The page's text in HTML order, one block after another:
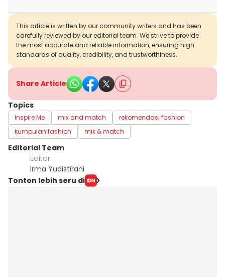
This article is written by our community writers and has been
carefully reviewed by our editorial team. We strive to provide
the most accurate and reliable information, ensuring high
standards of quality, credibility, and trustworthiness.
Share Article
Topics
Inspire Me mix and match
rekomendasi fashion
kumpulan fashion
mix & match
Editorial Team
Editor
Irma Yudistirani
Tonton lebih seru di